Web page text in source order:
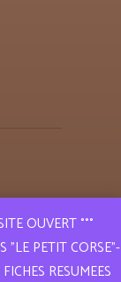
OUVERT °°°
"LE PETIT CORSE"-
RESUMEES